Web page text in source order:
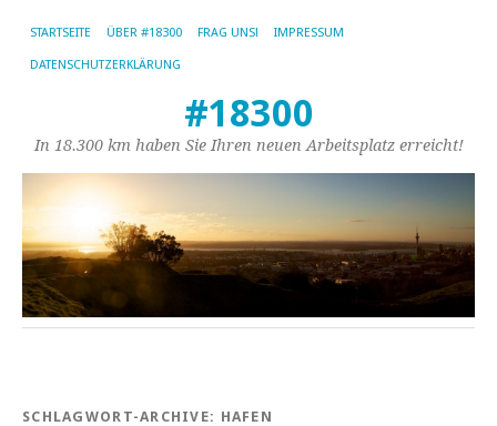
STARTSEITE ÜBER #18300 FRAG UNS! IMPRESSUM
DATENSCHUTZERKLÄRUNG
#18300
In 18.300 km haben Sie Ihren neuen Arbeitsplatz erreicht!
SCHLAGWORT-ARCHIVE: HAFEN